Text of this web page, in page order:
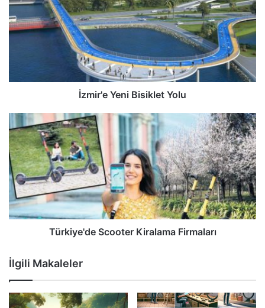
İzmir'e Yeni Bisiklet Yolu
Türkiye'de Scooter Kiralama Firmaları
İlgili Makaleler